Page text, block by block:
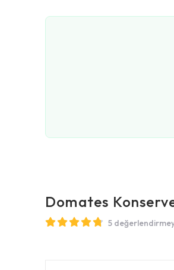
Domates
5